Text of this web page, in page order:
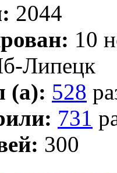
2044
10
Липецк
(а): 528
731
300